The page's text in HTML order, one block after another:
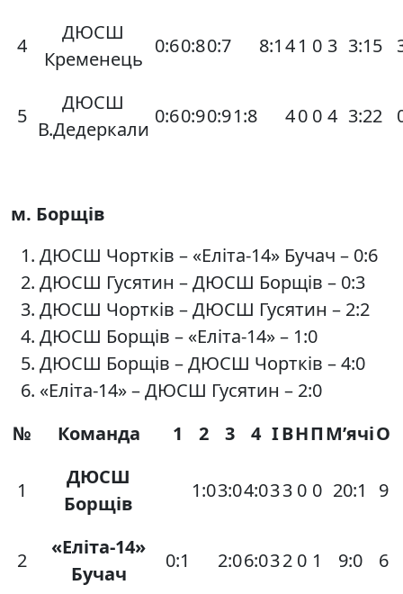
4
ДЮСШ
Кременець
0:60:80:7 8:1 41 0 3 3:15
5
ДЮСШ
В.Дедеркали
0:60:90:91:8 40 0 4 3:22
м. Борщів
ДЮСШ Чортків – «Еліта-14» Бучач – 0:6
ДЮСШ Гусятин – ДЮСШ Борщів – 0:3
ДЮСШ Чортків – ДЮСШ Гусятин – 2:2
ДЮСШ Борщів – «Еліта-14» – 1:0
ДЮСШ Борщів – ДЮСШ Чортків – 4:0
«Еліта-14» – ДЮСШ Гусятин – 2:0
№
Команда 1 2 3 4 ІВНПМ’ячіО
1
ДЮСШ
Борщів
1:03:04:033 0 0 20:1 9
2
«Еліта-14»
Бучач
0:1 2:06:032 0 1 9:0 6